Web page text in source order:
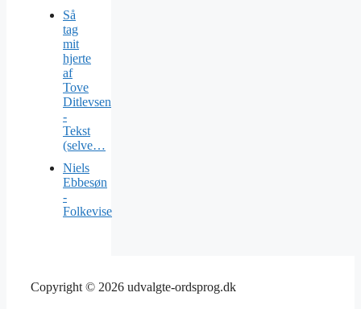
Så
tag
mit
hjerte
af
Tove
Ditlevsen
-
Tekst
(selve…
Niels
Ebbesøn
-
Folkevise
Copyright © 2026 udvalgte-ordsprog.dk